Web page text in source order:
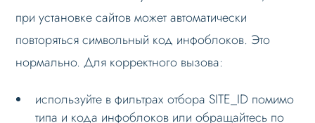
Дизайн
Слайдер
Меню сайта
при установке сайтов может автоматически
повторяться символьный код инфоблоков. Это
нормально. Для корректного вызова:
используйте в фильтрах отбора SITE_ID помимо
типа и кода инфоблоков или обращайтесь по